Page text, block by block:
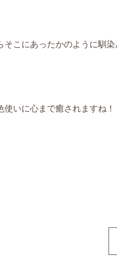
そこにあったかのように馴
使いに心まで癒されますね！